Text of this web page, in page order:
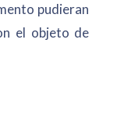
pudieran
el objeto de